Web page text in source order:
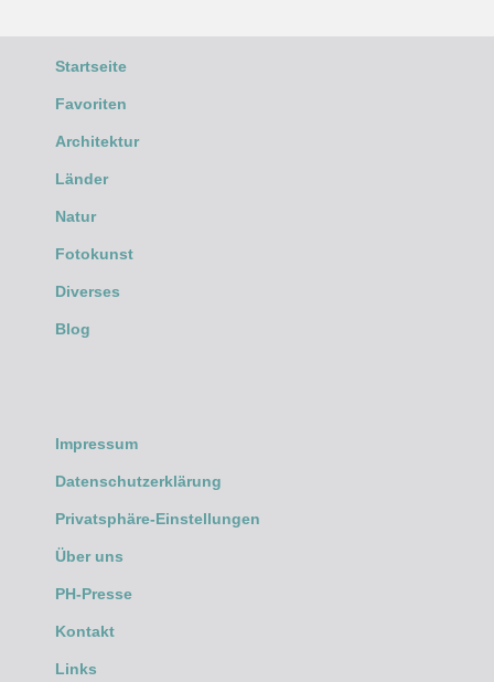
Startseite
Favoriten
Architektur
Länder
Natur
Fotokunst
Diverses
Blog
Impressum
Datenschutzerklärung
Privatsphäre-Einstellungen
Über uns
PH-Presse
Kontakt
Links